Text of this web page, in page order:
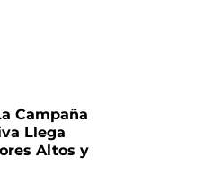
Campaña
Llega
Altos y